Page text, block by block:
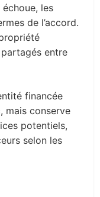
les
de l’accord.
entre
financée
mais conserve
potentiels,
selon les